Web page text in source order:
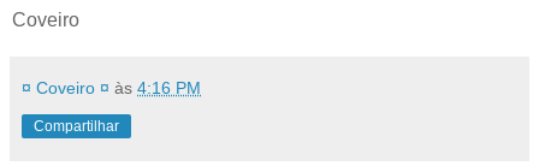
Coveiro
¤ Coveiro ¤ às 4:16 PM
Compartilhar